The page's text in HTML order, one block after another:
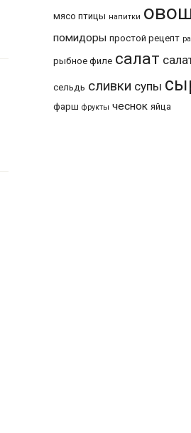
мясо птицы напитки
помидоры простой рецепт
рыбное филе салат
сельдь сливки супы
фарш фрукты чеснок яйца